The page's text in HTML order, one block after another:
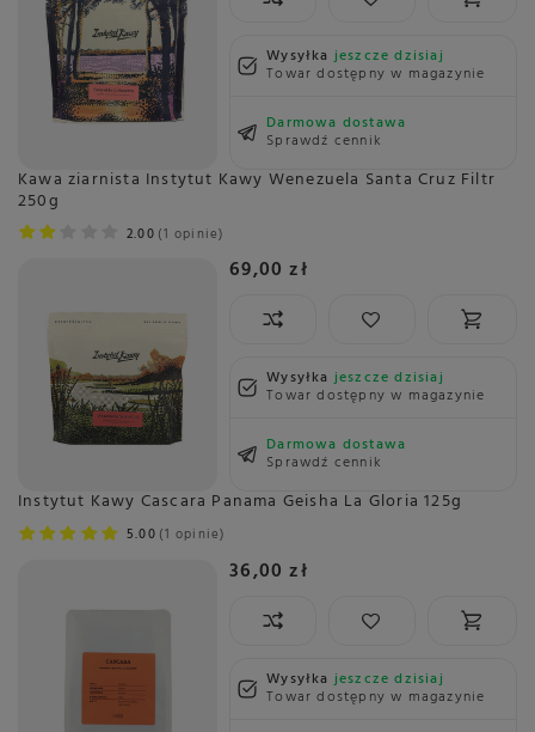
Wysyłkajeszcze dzisiaj
Towar dostępny w magazynie
Darmowa dostawa
Sprawdź cennik
Kawa ziarnista Instytut Kawy Wenezuela Santa Cruz Filtr
250g
2.00 1 opinie
69,00 zł
Wysyłkajeszcze dzisiaj
Towar dostępny w magazynie
Darmowa dostawa
Sprawdź cennik
Instytut Kawy Cascara Panama Geisha La Gloria 125g
5.00 1 opinie
36,00 zł
Wysyłkajeszcze dzisiaj
Towar dostępny w magazynie